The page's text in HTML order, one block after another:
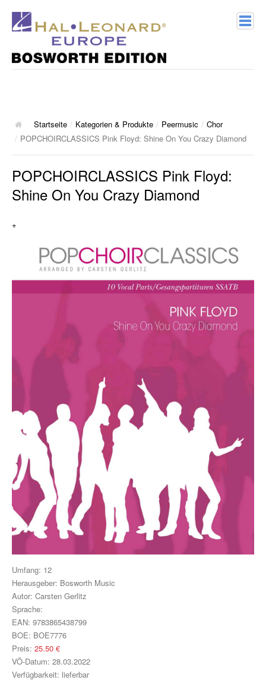
Geschichte
Kategorien & Produkte
ACT Music
Die Ärzte
Rosenstolz
Die kleinen Songbooks
Sounds Good On-Serie
Hit Session-Reihe
Hit Book-Reihe
Diverse Bands & Interpreten
Beat It!
Melodie, Text & Akkorde
Klavier, Gesang, Gitarre
Text & Akkorde
Für Kinder
Besondere Anlässe
Spielmaterial
Startseite / Kategorien & Produkte / Peermusic / Chor
/ POPCHOIRCLASSICS Pink Floyd: Shine On You Crazy Diamond
POPCHOIRCLASSICS Pink Floyd:
Shine On You Crazy Diamond
+
Umfang: 12
Herausgeber: Bosworth Music
Autor: Carsten Gerlitz
Sprache:
EAN: 9783865438799
BOE: BOE7776
Preis: 25.50 €
VÖ-Datum: 28.03.2022
Verfügbarkeit: lieferbar